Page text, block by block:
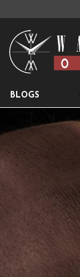
BLOGS